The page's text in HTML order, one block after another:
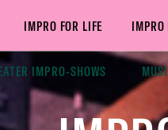
IMPRO FOR LIFE IMPRO
IMPRO-SHOWS